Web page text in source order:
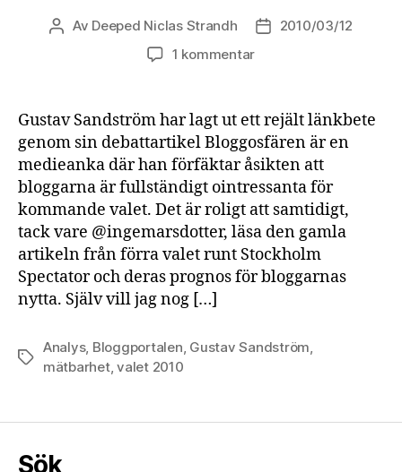
Inläggsförfattare
Av Deeped Niclas Strandh Inläggsdatum
2010/03/12
1 kommentar
Gustav Sandström har lagt ut ett rejält länkbete
genom sin debattartikel Bloggosfären är en
medieanka där han förfäktar åsikten att
bloggarna är fullständigt ointressanta för
kommande valet. Det är roligt att samtidigt,
tack vare @ingemarsdotter, läsa den gamla
artikeln från förra valet runt Stockholm
Spectator och deras prognos för bloggarnas
nytta. Själv vill jag nog […]
Etiketter
Analys, Bloggportalen Gustav Sandström
mätbarhet,valet 2010
Sök